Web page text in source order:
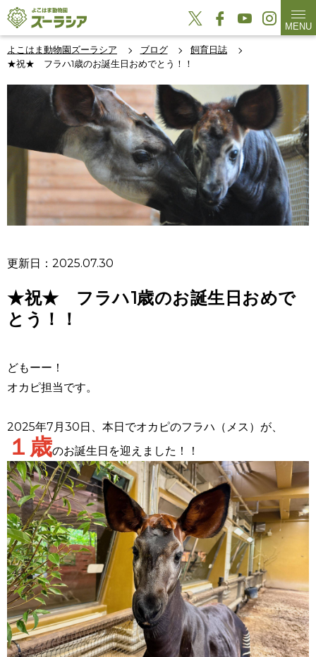
MENU
よこはま動物園ズーラシア ブログ
飼育日誌
★祝★ フラハ1歳のお誕生日おめでとう！！
更新日：2025.07.30
★祝★ フラハ1歳のお誕生日おめで
とう！！
どもーー！
オカピ担当です。
2025年7月30日、本日でオカピのフラハ（メス）が、
１歳のお誕生日を迎えました！！